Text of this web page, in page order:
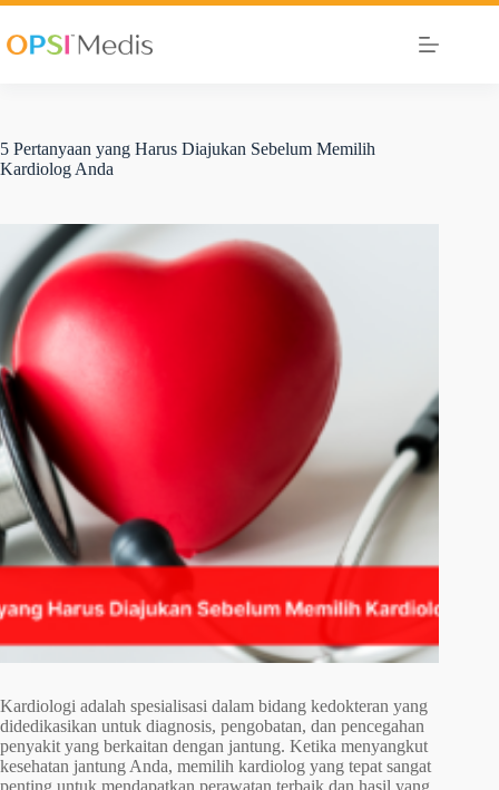
5 Pertanyaan yang Harus Diajukan Sebelum Memilih
Kardiolog Anda
Kardiologi adalah spesialisasi dalam bidang kedokteran yang
didedikasikan untuk diagnosis, pengobatan, dan pencegahan
penyakit yang berkaitan dengan jantung. Ketika menyangkut
kesehatan jantung Anda, memilih kardiolog yang tepat sangat